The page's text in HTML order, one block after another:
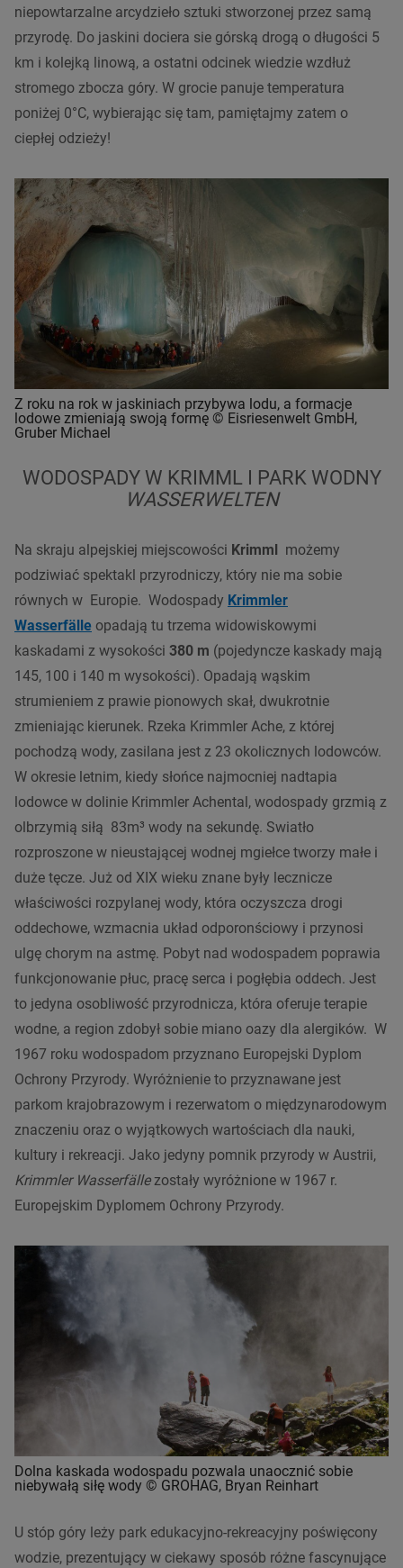
niepowtarzalne arcydzieło sztuki stworzonej przez samą
przyrodę. Do jaskini dociera sie górską drogą o długości 5
km i kolejką linową, a ostatni odcinek wiedzie wzdłuż
stromego zbocza góry. W grocie panuje temperatura
poniżej 0°C, wybierając się tam, pamiętajmy zatem o
ciepłej odzieży!
Z roku na rok w jaskiniach przybywa lodu, a formacje
lodowe zmieniają swoją formę © Eisriesenwelt GmbH,
Gruber Michael
WODOSPADY W KRIMML I PARK WODNY
WASSERWELTEN
Na skraju alpejskiej miejscowości Krimml
możemy
podziwiać spektakl przyrodniczy, który nie ma sobie
równych w Europie. Wodospady Krimmler
Wasserfälle opadają tu trzema widowiskowymi
kaskadami z wysokości 380 m (pojedyncze kaskady mają
145, 100 i 140 m wysokości). Opadają wąskim
strumieniem z prawie pionowych skał, dwukrotnie
zmieniając kierunek. Rzeka Krimmler Ache, z której
pochodzą wody, zasilana jest z 23 okolicznych lodowców.
W okresie letnim, kiedy słońce najmocniej nadtapia
lodowce w dolinie Krimmler Achental, wodospady grzmią z
olbrzymią siłą 83m³ wody na sekundę. Swiatło
rozproszone w nieustającej wodnej mgiełce tworzy małe i
duże tęcze. Już od XIX wieku znane były lecznicze
właściwości rozpylanej wody, która oczyszcza drogi
oddechowe, wzmacnia układ odporonściowy i przynosi
ulgę chorym na astmę. Pobyt nad wodospadem poprawia
funkcjonowanie płuc, pracę serca i pogłębia oddech. Jest
to jedyna osobliwość przyrodnicza, która oferuje terapie
wodne, a region zdobył sobie miano oazy dla alergików. W
1967 roku wodospadom przyznano Europejski Dyplom
Ochrony Przyrody. Wyróżnienie to przyznawane jest
parkom krajobrazowym i rezerwatom o międzynarodowym
znaczeniu oraz o wyjątkowych wartościach dla nauki,
kultury i rekreacji. Jako jedyny pomnik przyrody w Austrii,
Krimmler Wasserfällezostały wyróżnione w 1967 r.
Europejskim Dyplomem Ochrony Przyrody.
Dolna kaskada wodospadu pozwala unaocznić sobie
niebywałą siłę wody © GROHAG, Bryan Reinhart
U stóp góry leży park edukacyjno-rekreacyjny poświęcony
wodzie, prezentujący w ciekawy sposób różne fascynujące